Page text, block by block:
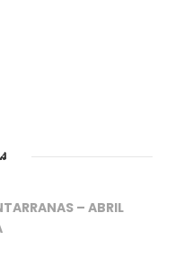
– ABRIL